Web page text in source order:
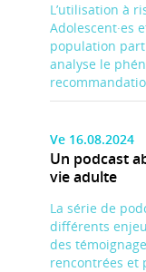
L’utilisation à
Adolescent·es
population
analyse le
Ve 16.08.2024
Un podcast
vie adulte
La série de
différents
des
rencontrées et